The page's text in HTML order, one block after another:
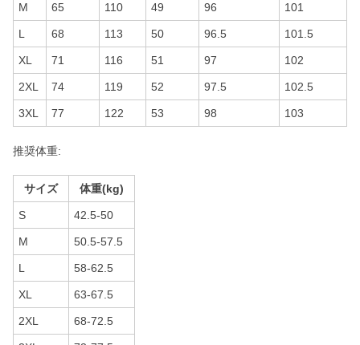
M 65 110 49 96 101
L 68 113 50 96.5 101.5
XL 71 116 51 97 102
2XL 74 119 52 97.5 102.5
3XL 77 122 53 98 103
推奨体重:
サイズ 体重(kg)
S 42.5-50
M 50.5-57.5
L 58-62.5
XL 63-67.5
2XL 68-72.5